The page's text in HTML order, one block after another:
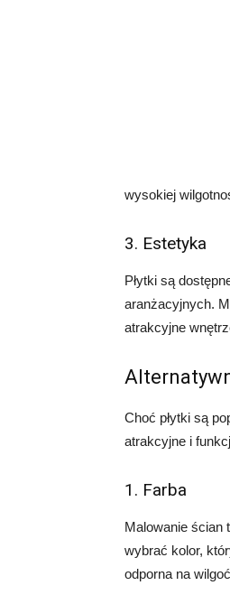
wysokiej
3. Estetyka
Płytki są
aranżacyjnych.
atrakcyjne
Choć płytki są
atrakcyjne i
1. Farba
Malowanie ścian
wybrać kolor,
odporna na